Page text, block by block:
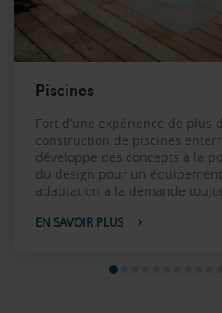
Piscines
Fort d’une expérience de plus
construction de piscines
développe des concepts à la
du design pour un
adaptation à la demande
EN SAVOIR PLUS